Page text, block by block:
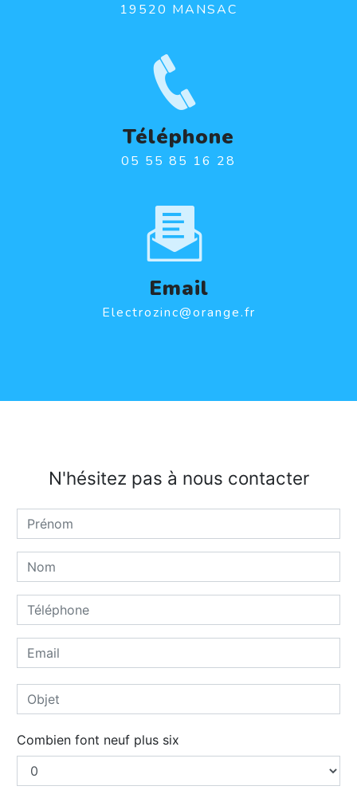
19520 MANSAC
Téléphone
05 55 85 16 28
Email
electrozinc@orange.fr
N'hésitez pas à nous contacter
Combien font neuf plus six